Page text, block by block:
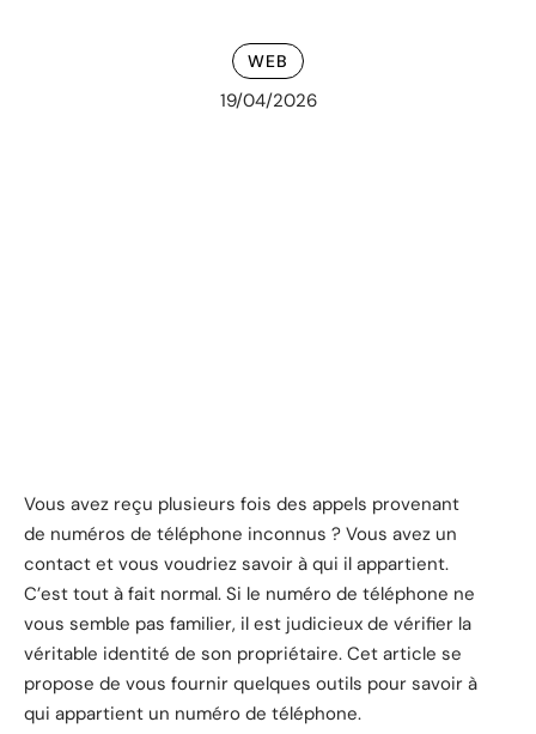
WEB
19/04/2026
Vous avez reçu plusieurs fois des appels provenant
de numéros de téléphone inconnus ? Vous avez un
contact et vous voudriez savoir à qui il appartient.
C’est tout à fait normal. Si le numéro de téléphone ne
vous semble pas familier, il est judicieux de vérifier la
véritable identité de son propriétaire. Cet article se
propose de vous fournir quelques outils pour savoir à
qui appartient un numéro de téléphone.